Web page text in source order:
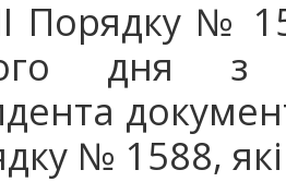
Порядку №
дня з
№ 1588,